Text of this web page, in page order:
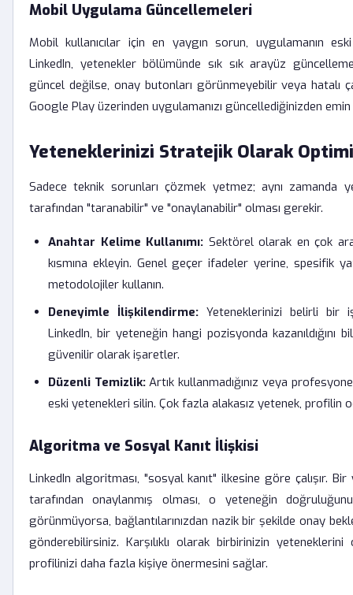
Mobil Uygulama Güncellemeleri
Mobil kullanıcılar için en yaygın sorun, uygulamanın
LinkedIn, yetenekler bölümünde sık sık arayüz
güncel değilse, onay butonları görünmeyebilir veya hatalı
Google Play üzerinden uygulamanızı güncellediğinizden
Yeteneklerinizi Stratejik Olarak
Sadece teknik sorunları çözmek yetmez; aynı zamanda
tarafından "taranabilir" ve "onaylanabilir" olması gerekir.
Anahtar Kelime Kullanımı: Sektörel olarak en çok
kısmına ekleyin. Genel geçer ifadeler yerine, spesifik
metodolojiler kullanın.
Deneyimle İlişkilendirme: Yeteneklerinizi belirli bir
LinkedIn, bir yeteneğin hangi pozisyonda kazanıldığını
güvenilir olarak işaretler.
Düzenli Temizlik:Artık kullanmadığınız veya
eski yetenekleri silin. Çok fazla alakasız yetenek, profilin
Algoritma ve Sosyal Kanıt İlişkisi
LinkedIn algoritması, "sosyal kanıt" ilkesine göre çalışır.
tarafından onaylanmış olması, o yeteneğin
görünmüyorsa, bağlantılarınızdan nazik bir şekilde onay
gönderebilirsiniz. Karşılıklı olarak birbirinizin yeteneklerini
profilinizi daha fazla kişiye önermesini sağlar.